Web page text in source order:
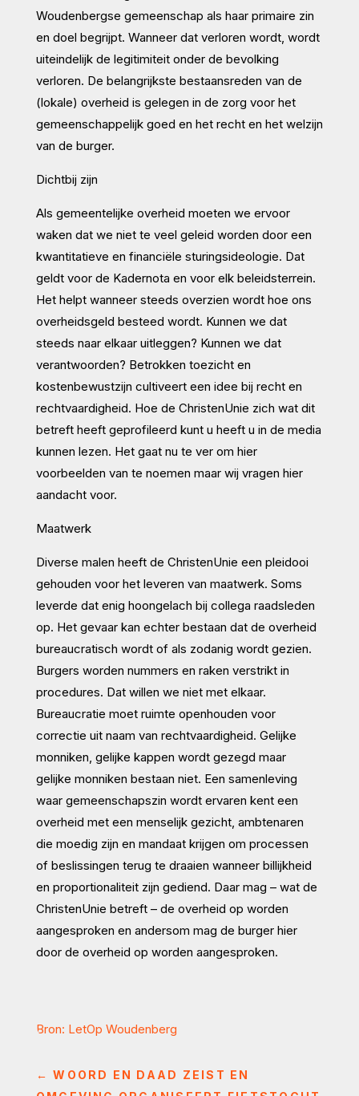
Woudenbergse gemeenschap als haar primaire zin
en doel begrijpt. Wanneer dat verloren wordt, wordt
uiteindelijk de legitimiteit onder de bevolking
verloren. De belangrijkste bestaansreden van de
(lokale) overheid is gelegen in de zorg voor het
gemeenschappelijk goed en het recht en het welzijn
van de burger.
Dichtbij zijn
Als gemeentelijke overheid moeten we ervoor
waken dat we niet te veel geleid worden door een
kwantitatieve en financiële sturingsideologie. Dat
geldt voor de Kadernota en voor elk beleidsterrein.
Het helpt wanneer steeds overzien wordt hoe ons
overheidsgeld besteed wordt. Kunnen we dat
steeds naar elkaar uitleggen? Kunnen we dat
verantwoorden? Betrokken toezicht en
kostenbewustzijn cultiveert een idee bij recht en
rechtvaardigheid. Hoe de ChristenUnie zich wat dit
betreft heeft geprofileerd kunt u heeft u in de media
kunnen lezen. Het gaat nu te ver om hier
voorbeelden van te noemen maar wij vragen hier
aandacht voor.
Maatwerk
Diverse malen heeft de ChristenUnie een pleidooi
gehouden voor het leveren van maatwerk. Soms
leverde dat enig hoongelach bij collega raadsleden
op. Het gevaar kan echter bestaan dat de overheid
bureaucratisch wordt of als zodanig wordt gezien.
Burgers worden nummers en raken verstrikt in
procedures. Dat willen we niet met elkaar.
Bureaucratie moet ruimte openhouden voor
correctie uit naam van rechtvaardigheid. Gelijke
monniken, gelijke kappen wordt gezegd maar
gelijke monniken bestaan niet. Een samenleving
waar gemeenschapszin wordt ervaren kent een
overheid met een menselijk gezicht, ambtenaren
die moedig zijn en mandaat krijgen om processen
of beslissingen terug te draaien wanneer billijkheid
en proportionaliteit zijn gediend. Daar mag – wat de
ChristenUnie betreft – de overheid op worden
aangesproken en andersom mag de burger hier
door de overheid op worden aangesproken.
Bron: LetOp Woudenberg
←WOORD EN DAAD ZEIST EN